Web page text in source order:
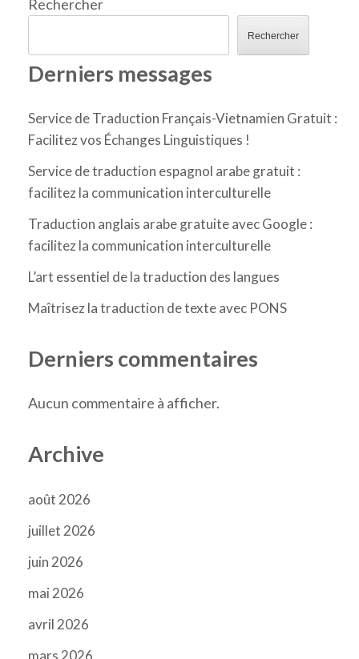
Rechercher
Rechercher
Derniers messages
Service de Traduction Français-Vietnamien Gratuit :
Facilitez vos Échanges Linguistiques !
Service de traduction espagnol arabe gratuit :
facilitez la communication interculturelle
Traduction anglais arabe gratuite avec Google :
facilitez la communication interculturelle
L’art essentiel de la traduction des langues
Maîtrisez la traduction de texte avec PONS
Derniers commentaires
Aucun commentaire à afficher.
Archive
août 2026
juillet 2026
juin 2026
mai 2026
avril 2026
mars 2026